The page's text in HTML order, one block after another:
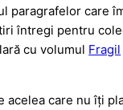
paragrafelor care
întregi pentru
cu volumul Fragil
acelea care nu îți